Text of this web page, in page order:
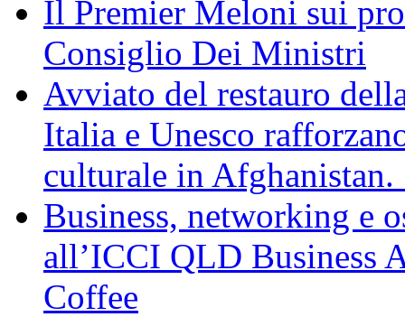
Il Premier Meloni sui
Consiglio Dei Ministri
Avviato del restauro
Italia e Unesco
culturale in
Business, networking e
all’ICCI QLD Business
Coffee